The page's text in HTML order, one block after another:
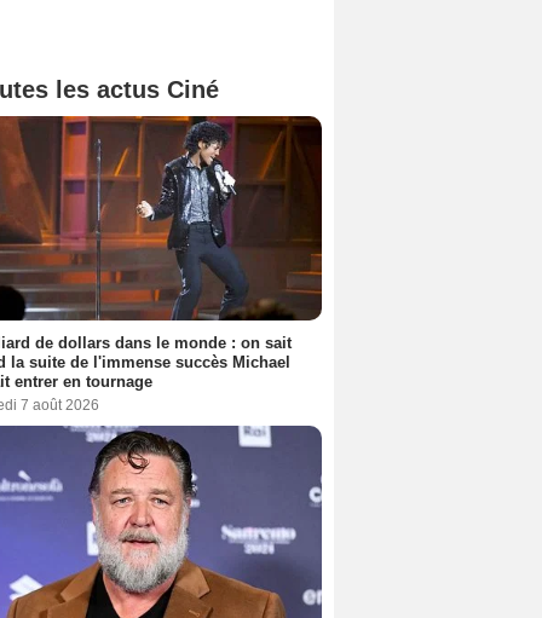
les actus Ciné
de dollars dans le monde : on sait
la suite de l'immense succès Michael
entrer en tournage
7 août 2026